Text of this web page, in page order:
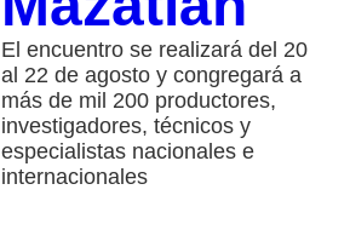
El encuentro se realizará del 20
al 22 de agosto y congregará a
más de mil 200 productores,
investigadores, técnicos y
especialistas nacionales e
internacionales